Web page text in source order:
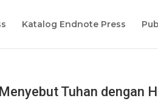
Katalog Endnote Press
Tuhan dengan